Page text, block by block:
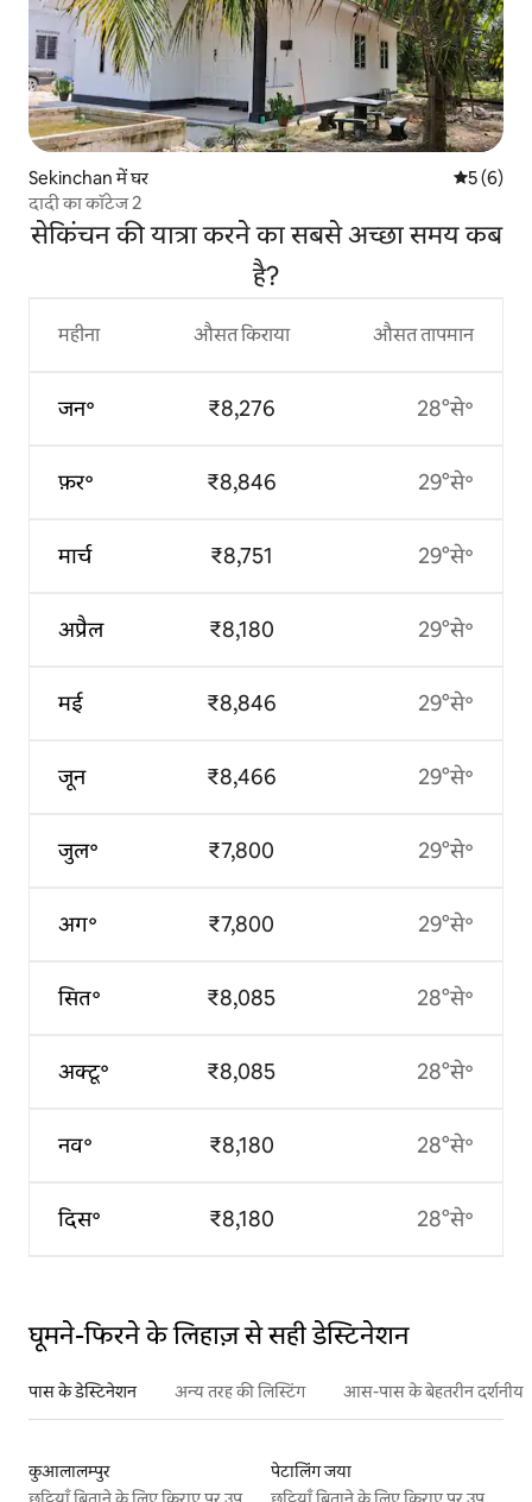
Sekinchan में घर औसत रेटिंग
5 (6)
दादी का कॉटेज 2
सेकिंचन की यात्रा करने का सबसे अच्छा समय कब
है?
महीना
जन॰
फ़र॰
मार्च
अप्रैल
मई
जून
जुल॰
अग॰
सित॰
अक्टू॰
नव॰
दिस॰
औसत किराया
₹8,276
₹8,846
₹8,751
₹8,180
₹8,846
₹8,466
₹7,800
₹7,800
₹8,085
₹8,085
₹8,180
₹8,180
औसत तापमान
28°से॰
29°से॰
29°से॰
29°से॰
29°से॰
29°से॰
29°से॰
29°से॰
28°से॰
28°से॰
28°से॰
28°से॰
घूमने-फिरने के लिहाज़ से सही डेस्टिनेशन
पास के डेस्टिनेशन अन्य तरह की लिस्टिंग आस-पास के बेहतरीन दर्शनीय
कुआलालम्पुर
पेटालिंग जया